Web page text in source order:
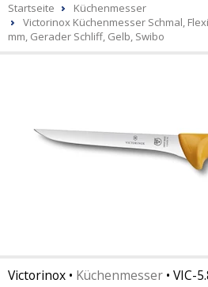
Startseite
Küchenmesser
Victorinox Küchenmesser Schmal,
mm, Gerader Schliff, Gelb, Swibo
Victorinox • Küchenmesser • VIC-